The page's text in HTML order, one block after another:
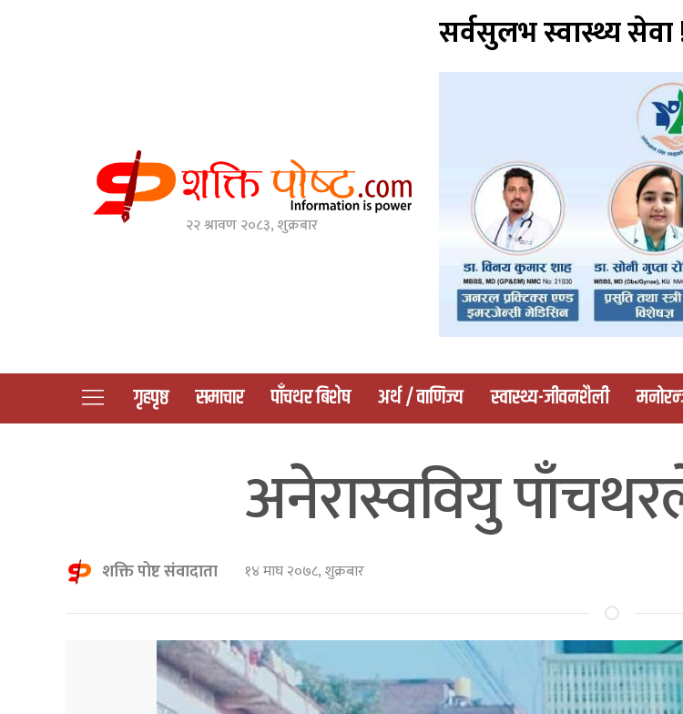
२२ श्रावण २०८३, शुक्रबार
सर्वसुलभ स्वास्थ्य सेवा !
गृहपृष्ठ समाचार पाँचथर बिशेष अर्थ / वाणिज्य स्वास्थ्य-जीवनशैली
अनेरास्ववियु
शक्ति पोष्ट संवादाता १४ माघ २०७८, शुक्रबार